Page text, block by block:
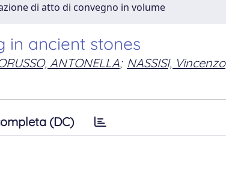
di atto di convegno in volume
in ancient stones
ANTONELLA; NASSISI, Vincenzo
(DC)